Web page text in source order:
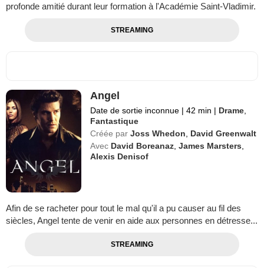
profonde amitié durant leur formation à l'Académie Saint-Vladimir.
STREAMING
Angel
Date de sortie inconnue | 42 min | Drame
Fantastique
Créée par Joss Whedon
David Greenwalt
Avec David Boreanaz ,James Marsters
Alexis Denisof
Afin de se racheter pour tout le mal qu'il a pu causer au fil des
siècles, Angel tente de venir en aide aux personnes en détresse...
STREAMING